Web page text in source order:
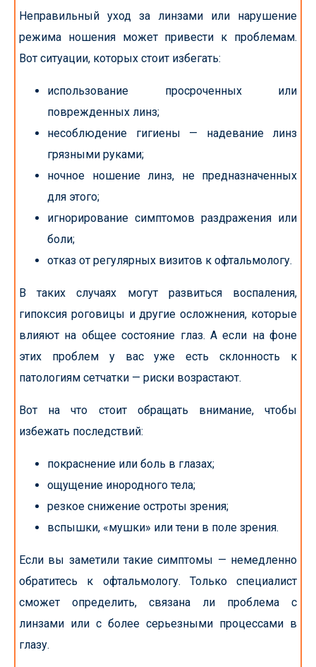
Неправильный уход за линзами или нарушение
режима ношения может привести к проблемам.
Вот ситуации, которых стоит избегать:
использование просроченных или
поврежденных линз;
несоблюдение гигиены — надевание линз
грязными руками;
ночное ношение линз, не предназначенных
для этого;
игнорирование симптомов раздражения или
боли;
отказ от регулярных визитов к офтальмологу.
В таких случаях могут развиться воспаления,
гипоксия роговицы и другие осложнения, которые
влияют на общее состояние глаз. А если на фоне
этих проблем у вас уже есть склонность к
патологиям сетчатки — риски возрастают.
Вот на что стоит обращать внимание, чтобы
избежать последствий:
покраснение или боль в глазах;
ощущение инородного тела;
резкое снижение остроты зрения;
вспышки, «мушки» или тени в поле зрения.
Если вы заметили такие симптомы — немедленно
обратитесь к офтальмологу. Только специалист
сможет определить, связана ли проблема с
линзами или с более серьезными процессами в
глазу.